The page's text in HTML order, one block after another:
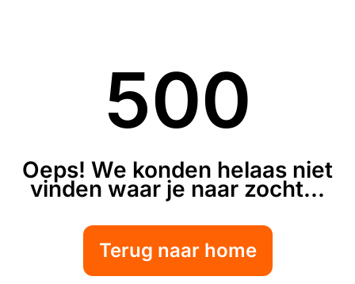
500
Oeps! We konden helaas niet
vinden waar je naar zocht...
Terug naar home